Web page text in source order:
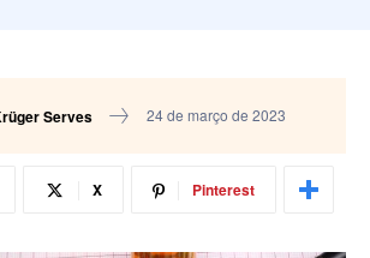
Serves 24 de março de 2023
X Pinterest